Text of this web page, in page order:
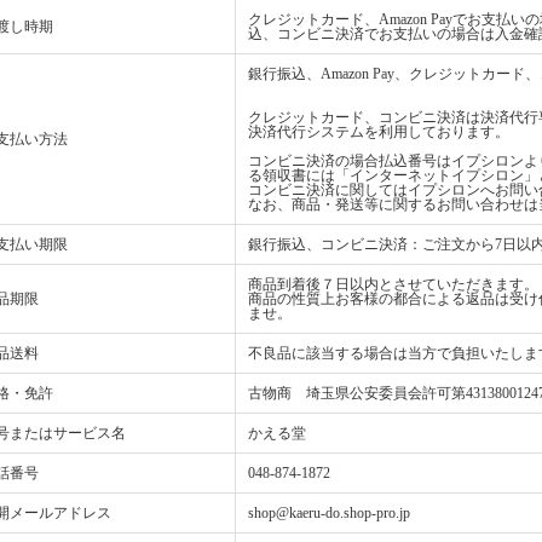
し時期
クレジットカード、Amazon Payでお支払い
込、コンビニ決済でお支払いの場合は入金
払い方法
銀行振込、Amazon Pay、クレジットカード
クレジットカード、コンビニ決済は決済代
決済代行システムを利用しております。
コンビニ決済の場合払込番号はイプシロン
る領収書には「インターネットイプシロン
コンビニ決済に関してはイプシロンへお問
なお、商品・発送等に関するお問い合わせ
払い期限 銀行振込、コンビニ決済：ご注文から7日以
期限
商品到着後７日以内とさせていただきます。
商品の性質上お客様の都合による返品は受
ませ。
送料 不良品に該当する場合は当方で負担いたしま
・免許 古物商 埼玉県公安委員会許可第
またはサービス名 かえる堂
番号 048-874-1872
メールアドレス shop@kaeru-do.shop-pro.jp